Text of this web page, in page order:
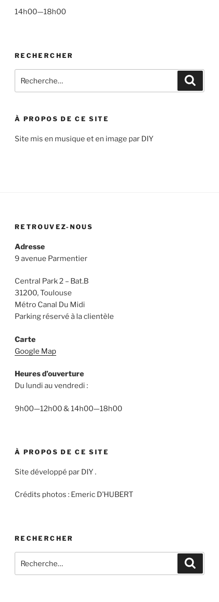
14h00—18h00
RECHERCHER
pour
À PROPOS DE CE SITE
Site mis en musique et en image par DIY
RETROUVEZ-NOUS
Adresse
9 avenue Parmentier
Central Park 2 – Bat.B
31200, Toulouse
Métro Canal Du Midi
Parking réservé à la clientèle
Carte
Google Map
Heures d’ouverture
Du lundi au vendredi :
9h00—12h00 & 14h00—18h00
À PROPOS DE CE SITE
Site développé par DIY .
Crédits photos : Emeric D’HUBERT
RECHERCHER
pour